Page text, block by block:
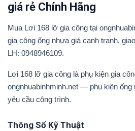
giá rẻ Chính Hãng
Mua Lơi 168 lỡ gia công tại
gia công ống nhựa giá cạnh tranh,
LH: 0948946109.
Lơi 168 lỡ gia công là phụ kiện gia
ongnhuabinhminh.net — phụ kiện ống
yêu cầu công trình.
Thông Số Kỹ Thuật